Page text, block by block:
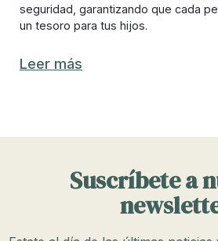
seguridad, garantizando que cada
un tesoro para tus hijos.
¿Qué diferencia hay entre
doudou?
peluches son juguetes suaves y
doudous, por otro lado, son
con una cabeza de peluche,
para proporcionar consuelo y
Leer más
Suscríbete a